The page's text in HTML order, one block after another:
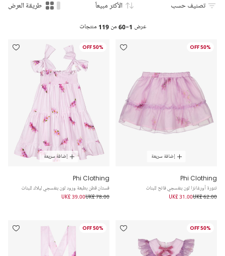
تصنيف حسب الأكثر مبيعاً طريقة العرض
عرض 1-60 من119 منتجات
50% OFF
إضافة سريعة
Phi Clothing
تنورة أورغانزا لون بنفسجي فاتح للبنات
UK£ 62.00
UK£ 31.00
50% OFF
إضافة سريعة
Phi Clothing
فستان قطن بطبعة ورود لون بنفسجي ليلاك للبنات
UK£ 78.00
UK£ 39.00
50% OFF
50% OFF